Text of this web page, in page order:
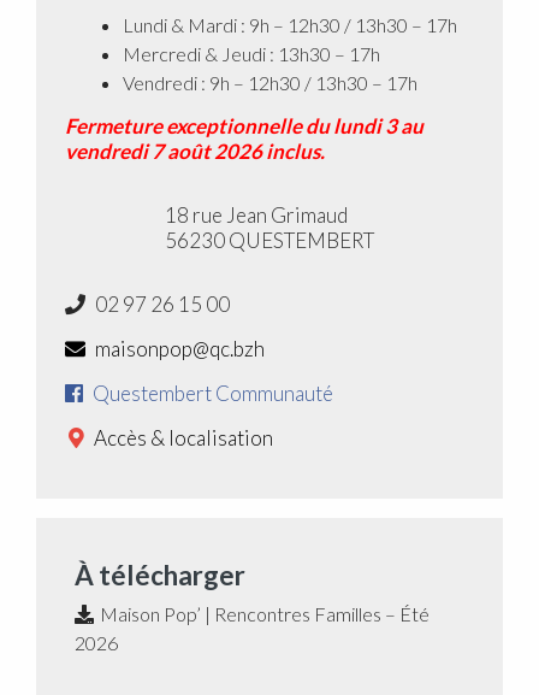
Lundi & Mardi : 9h – 12h30 / 13h30 – 17h
Mercredi & Jeudi : 13h30 – 17h
Vendredi : 9h – 12h30 / 13h30 – 17h
Fermeture exceptionnelle du lundi 3 au
vendredi 7 août 2026 inclus.
18 rue Jean Grimaud
56230 QUESTEMBERT
02 97 26 15 00
maisonpop@qc.bzh
Questembert Communauté
Accès & localisation
À télécharger
Maison Pop’ | Rencontres Familles – Été
2026